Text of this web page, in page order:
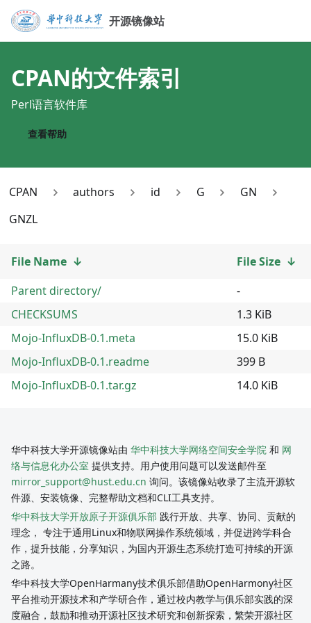
开源镜像站
CPAN的文件索引
Perl语言软件库
查看帮助
CPAN authors id G
GN
GNZL
File Name ↓ File Size ↓
Parent directory/
-
CHECKSUMS
1.3 KiB
Mojo-InfluxDB-0.1.meta
15.0 KiB
Mojo-InfluxDB-0.1.readme
399 B
Mojo-InfluxDB-0.1.tar.gz
14.0 KiB
华中科技大学开源镜像站由 华中科技大学网络空间安全学院 和 网
络与信息化办公室 提供支持。用户使用问题可以发送邮件至
mirror_support@hust.edu.cn 询问。该镜像站收录了主流开源软
件源、安装镜像、完整帮助文档和CLI工具支持。
华中科技大学开放原子开源俱乐部 践行开放、共享、协同、贡献的
理念， 专注于通用Linux和物联网操作系统领域，并促进跨学科合
作，提升技能，分享知识，为国内开源生态系统打造可持续的开源
之路。
华中科技大学OpenHarmany技术俱乐部借助OpenHarmony社区
平台推动开源技术和产学研合作，通过校内教学与俱乐部实践的深
度融合，鼓励和推动开源社区技术研究和创新探索，繁荣开源社区